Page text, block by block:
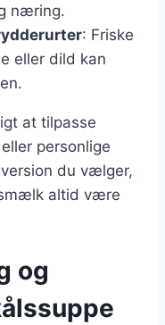
næring.
: Friske
eller dild kan
at tilpasse
personlige
du vælger,
altid være
og